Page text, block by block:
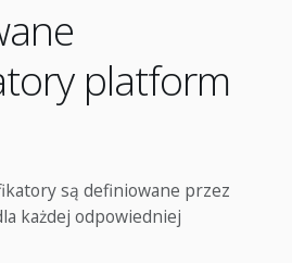
platform
są definiowane przez
każdej odpowiedniej